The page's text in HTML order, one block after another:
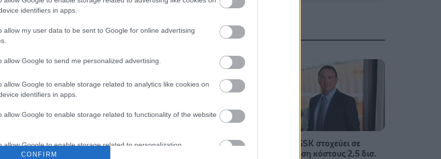
identifiers in apps.
allow my user data to be sent to Google for online advertising
allow Google to send me personalized advertising.
allow Google to enable storage related to analytics like cookies on
identifiers in apps.
allow Google to enable storage related to functionality of the website
allow Google to enable storage related to personalization.
CONFIRM
και καλοκαίρι:
με ασφάλεια
Ε.E.Σ: 8 χρήσιμες οδηγίες για την
Ο CEO της GSK στοχεύει σε
εξοικονόμηση κόστους 2,5 δισ.